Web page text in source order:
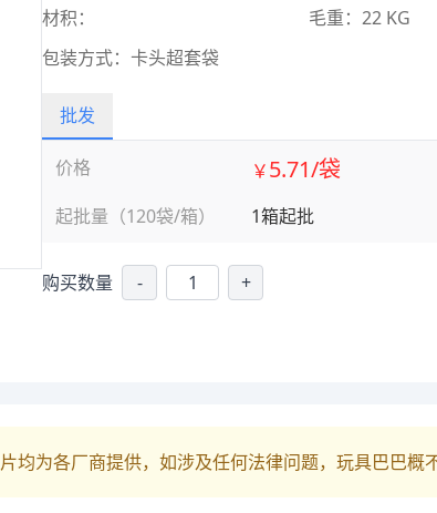
材积：
毛重：22 KG
包装方式：卡头超套袋
批发
价格
起批量（120袋/箱）
￥5.71/袋
1箱起批
购买数量 - +
均为各厂商提供，如涉及任何法律问题，玩具巴巴概